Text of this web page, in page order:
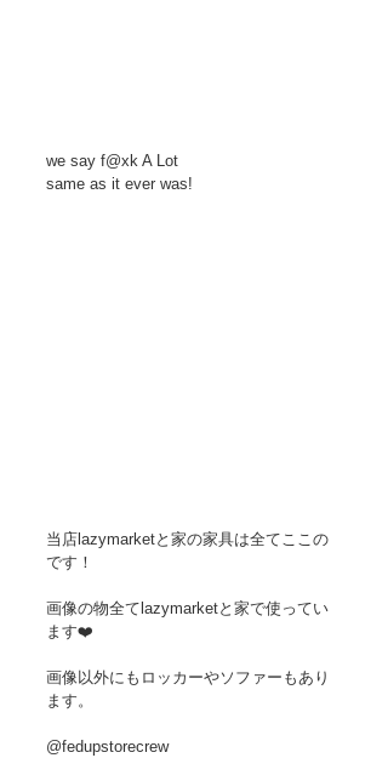
we say f@xk A Lot
same as it ever was!
当店lazymarketと家の家具は全てここの
です！
画像の物全てlazymarketと家で使ってい
ます❤️
画像以外にもロッカーやソファーもあり
ます。
@fedupstorecrew